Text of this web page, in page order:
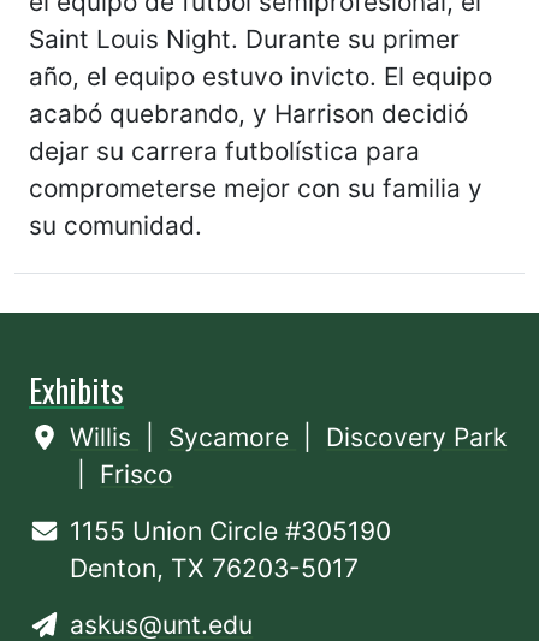
Saint Louis Night. Durante su primer
año, el equipo estuvo invicto. El equipo
acabó quebrando, y Harrison decidió
dejar su carrera futbolística para
comprometerse mejor con su familia y
su comunidad.
Exhibits
Willis Sycamore
Discovery Park
Frisco
1155 Union Circle #305190
Denton, TX 76203-5017
askus@unt.edu